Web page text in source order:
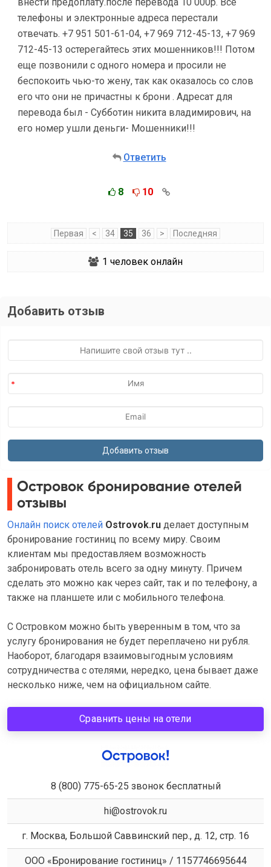
телефоны и электронные адреса перестали
отвечать. +7 951 501-61-04, +7 969 712-45-13, +7 969
712-45-13 остерегайтесь этих мошенников!!! Потом
еще позвонили с одного номера и просили не
беспокоить чью-то жену, так как оказалось со слов
его что они не причастны к брони . Адресат для
перевода был - Субботин никита владимирович, на
его номер ушли деньги- Мошенники!!!
Ответить
8 10
Первая < 34 35 36 > Последняя
1 человек онлайн
Добавить отзыв
Островок бронирование отелей
отзывы
Онлайн поиск отелей Ostrovok.ru делает доступным
бронирование гостиниц по всему миру. Своим
клиентам мы предоставляем возможность
забронировать отель всего за одну минуту. Причем
сделать это можно как через сайт, так и по телефону, а
также на планшете или с мобильного телефона.
С Островком можно быть уверенным в том, что за
услугу бронирования не будет переплачено ни рубля.
Наоборот, благодаря взаимовыгодным условиям
сотрудничества с отелями, нередко, цена бывает даже
несколько ниже, чем на официальном сайте.
Сравнить цены на отели
8 (800) 775-65-25 звонок бесплатный
hi@ostrovok.ru
г. Москва, Большой Саввинский пер., д. 12, стр. 16
ООО «Бронирование гостиниц» / 1157746695644